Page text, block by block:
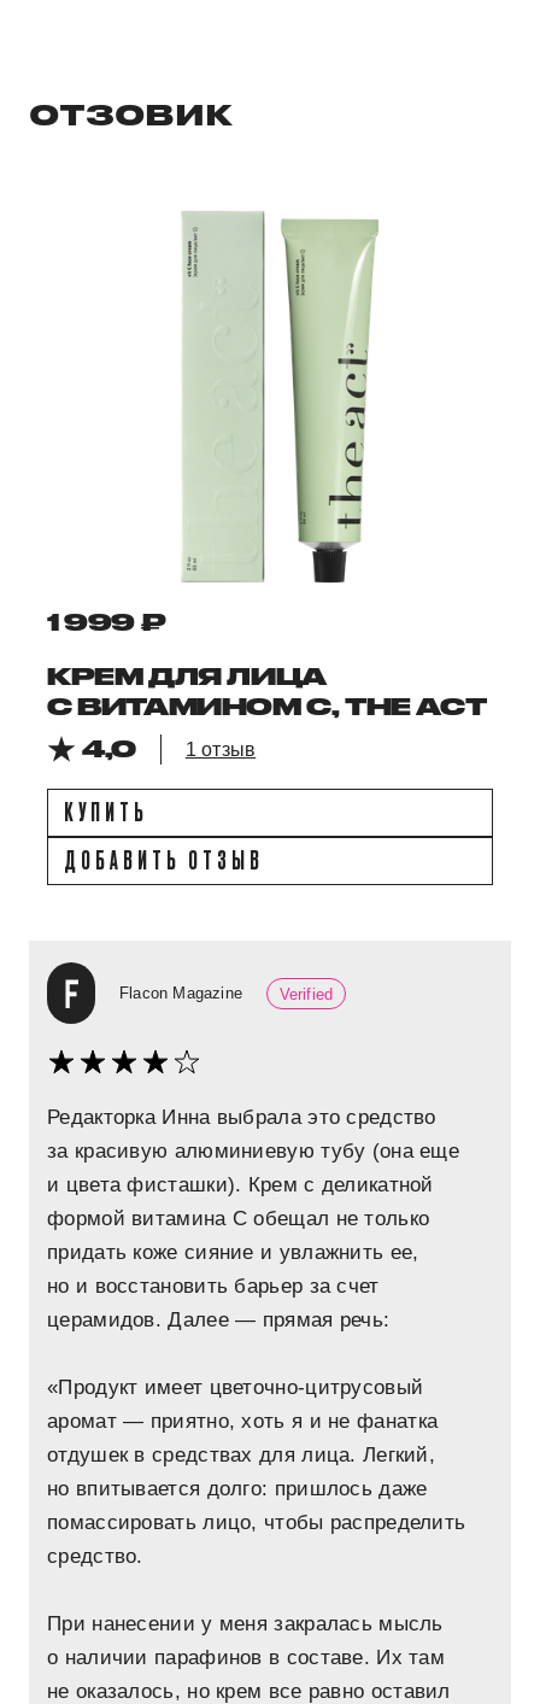
ОТЗОВИК
1 999 ₽
КРЕМ ДЛЯ ЛИЦА
С ВИТАМИНОМ C, THE ACT
4,0
1 отзыв
КУПИТЬ
ДОБАВИТЬ ОТЗЫВ
Flacon Magazine Verified
Редакторка Инна выбрала это средство
за красивую алюминиевую тубу (она еще
и цвета фисташки). Крем с деликатной
формой витамина C обещал не только
придать коже сияние и увлажнить ее,
но и восстановить барьер за счет
церамидов. Далее — прямая речь:
«Продукт имеет цветочно-цитрусовый
аромат — приятно, хоть я и не фанатка
отдушек в средствах для лица. Легкий,
но впитывается долго: пришлось даже
помассировать лицо, чтобы распределить
средство.
При нанесении у меня закралась мысль
о наличии парафинов в составе. Их там
не оказалось, но крем все равно оставил